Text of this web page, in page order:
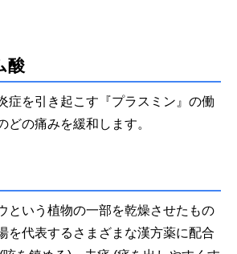
酸
症を引き起こす『プラスミン』の働
どの痛みを緩和します。
という植物の一部を乾燥させたもの
を代表するさまざまな漢方薬に配合